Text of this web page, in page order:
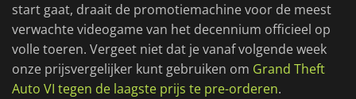
start gaat, draait de promotiemachine voor de meest
verwachte videogame van het decennium officieel op
volle toeren. Vergeet niet dat je vanaf volgende week
onze prijsvergelijker kunt gebruiken om Grand Theft
Auto VI tegen de laagste prijs te pre-orderen.